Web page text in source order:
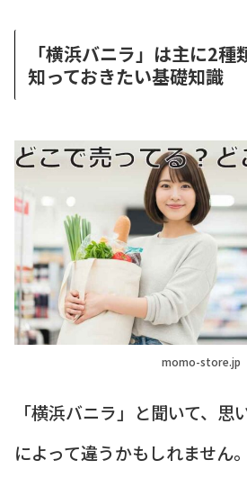
「横浜バニラ」は主に2
知っておきたい基礎知識
momo-store.jp
「横浜バニラ」と聞いて、思
によって違うかもしれません